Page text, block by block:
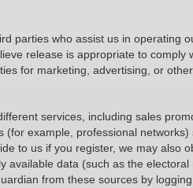
parties who assist us in operating
release is appropriate to comply
for marketing, advertising, or
services, including sales
example, professional
to us if you register, we may also
available data (such as the
from these sources by